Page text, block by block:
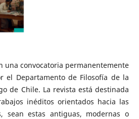
una convocatoria permanentemente
el Departamento de Filosofía de la
de Chile. La revista está destinada
inéditos orientados hacia las
sean estas antiguas, modernas o